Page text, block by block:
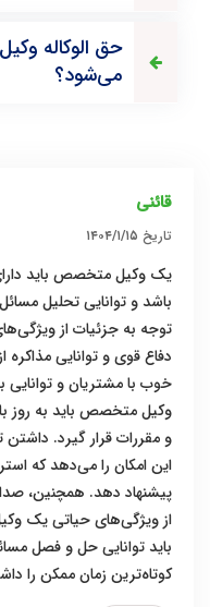
حق الوکاله
می‌شود؟
قائنی
تاریخ ۱۴۰۴/۱/۱۵
یک وکیل متخصص باید
باشد و توانایی تحلیل
توجه به جزئیات از
دفاع قوی و توانایی
خوب با مشتریان و توانایی
وکیل متخصص باید به روز
و مقررات قرار گیرد.
این امکان را می‌دهد که
پیشنهاد دهد. همچنین،
از ویژگی‌های حیاتی یک
باید توانایی حل و فصل
کوتاه‌ترین زمان ممکن را